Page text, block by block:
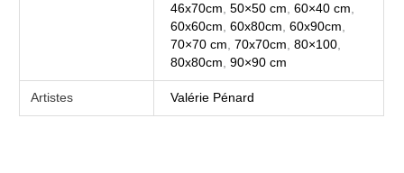
46x70cm ,50×50 cm ,60×40 cm
60x60cm ,60x80cm ,60x90cm
70×70 cm ,70x70cm ,80×100
80x80cm ,90×90 cm
Artistes Valérie Pénard